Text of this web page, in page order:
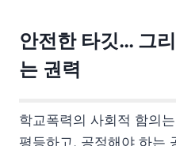
안전한 타깃… 그
는 권력
학교폭력의 사회적 함의
평등하고, 공정해야 하는